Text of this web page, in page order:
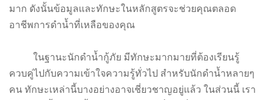
มาก ดังนั้นข้อมูลและทักษะในหลักสูตรจะช่วยคุณตลอด
อาชีพการดำน้ำที่เหลือของคุณ
ในฐานะนักดำน้ำกู้ภัย มีทักษะมากมายที่ต้องเรียนรู้
ควบคู่ไปกับความเข้าใจความรู้ทั่วไป สำหรับนักดำน้ำหลายๆ
คน ทักษะเหล่านี้บางอย่างอาจเชี่ยวชาญอยู่แล้ว ในส่วนนี้ เรา